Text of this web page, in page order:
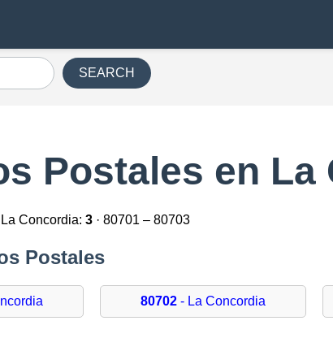
SEARCH
Postales en La
Concordia:3 · 80701 – 80703
Postales
80702 - La Concordia